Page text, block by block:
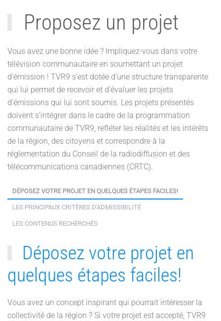
Proposez un projet
Vous avez une bonne idée ? Impliquez-vous dans votre
télévision communautaire en soumettant un projet
d'émission ! TVR9 s'est dotée d'une structure transparente
qui lui permet de recevoir et d'évaluer les projets
d'émissions qui lui sont soumis. Les projets présentés
doivent s'intégrer dans le cadre de la programmation
communautaire de TVR9, refléter les réalités et les intérêts
de la région, des citoyens et correspondre à la
réglementation du Conseil de la radiodiffusion et des
télécommunications canadiennes (CRTC).
DÉPOSEZ VOTRE PROJET EN QUELQUES ÉTAPES FACILES!
LES PRINCIPAUX CRITÈRES D'ADMISSIBILITÉ
LES CONTENUS RECHERCHÉS
Déposez votre projet en
quelques étapes faciles!
Vous avez un concept inspirant qui pourrait intéresser la
collectivité de la région ? Si votre projet est accepté, TVR9